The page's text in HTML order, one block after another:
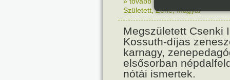
Született,Zene,Magyar
Megszületett Csenki
Kossuth-díjas
karnagy,
elsősorban
nótái ismertek.